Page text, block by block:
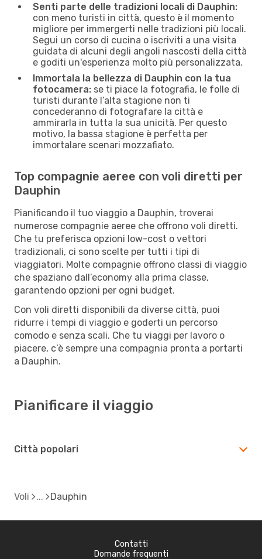
Senti parte delle tradizioni locali di Dauphin:
con meno turisti in città, questo è il momento
migliore per immergerti nelle tradizioni più locali.
Segui un corso di cucina o iscriviti a una visita
guidata di alcuni degli angoli nascosti della città
e goditi un'esperienza molto più personalizzata.
Immortala la bellezza di Dauphin con la tua
fotocamera: se ti piace la fotografia, le folle di
turisti durante l’alta stagione non ti
concederanno di fotografare la città e
ammirarla in tutta la sua unicità. Per questo
motivo, la bassa stagione è perfetta per
immortalare scenari mozzafiato.
Top compagnie aeree con voli diretti per
Dauphin
Pianificando il tuo viaggio a Dauphin, troverai
numerose compagnie aeree che offrono voli diretti.
Che tu preferisca opzioni low-cost o vettori
tradizionali, ci sono scelte per tutti i tipi di
viaggiatori. Molte compagnie offrono classi di viaggio
che spaziano dall’economy alla prima classe,
garantendo opzioni per ogni budget.
Con voli diretti disponibili da diverse città, puoi
ridurre i tempi di viaggio e goderti un percorso
comodo e senza scali. Che tu viaggi per lavoro o
piacere, c’è sempre una compagnia pronta a portarti
a Dauphin.
Pianificare il viaggio
Città popolari
Voli Dauphin
Contatti
Domande frequenti